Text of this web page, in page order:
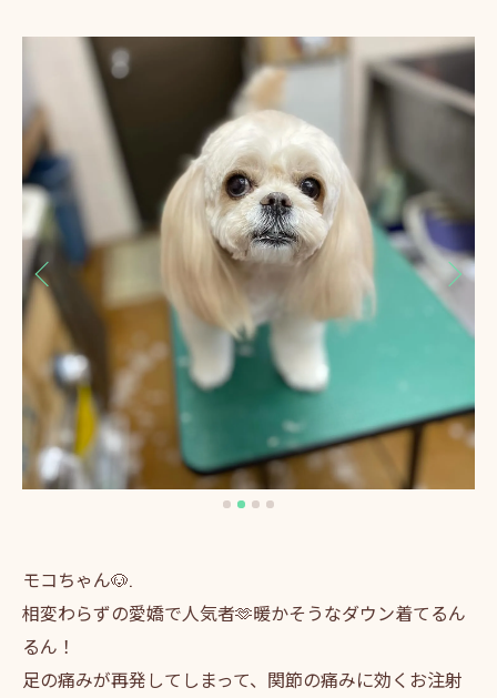
モコちゃん🐶.
相変わらずの愛嬌で人気者🫶暖かそうなダウン着てるん
るん！
足の痛みが再発してしまって、関節の痛みに効くお注射